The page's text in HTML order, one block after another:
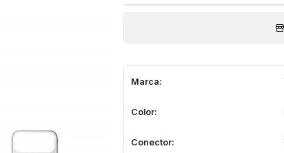
Marca:
Color:
Conector: